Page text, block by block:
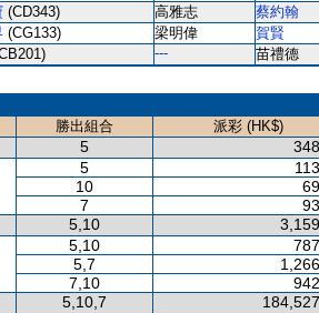
(CD343) 高雅志 蔡約翰
(CG133) 梁明偉 賀賢
---
苗禮德
勝出組合
派彩 (HK$)
5
5
10
7
5,10
5,10
5,7
7,10
5,10,7